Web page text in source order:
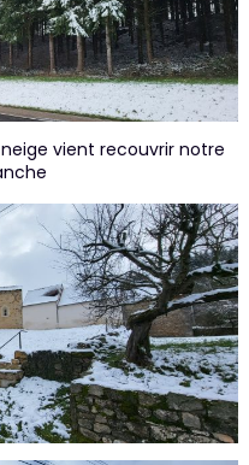
vient recouvrir notre